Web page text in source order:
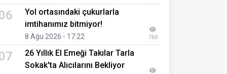
Yol ortasındaki çukurlarla
imtihanımız bitmiyor!
8 Ağu 2026 - 17:22 760
26 Yıllık El Emeği Takılar Tarla
Sokak'ta Alıcılarını Bekliyor